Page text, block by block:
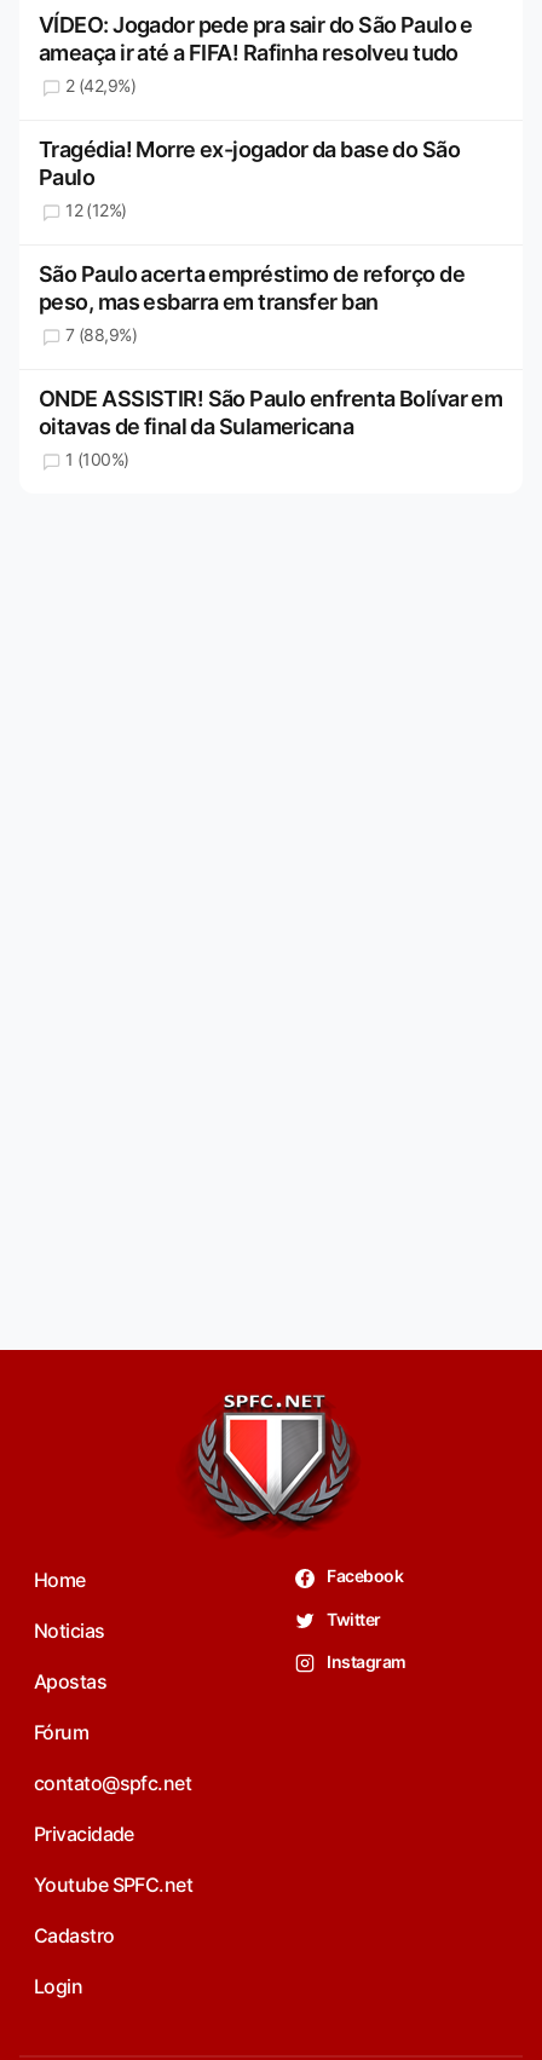
VÍDEO: Jogador pede pra sair do São Paulo e
ameaça ir até a FIFA! Rafinha resolveu tudo
2 (42,9%)
Tragédia! Morre ex-jogador da base do São
Paulo
12 (12%)
São Paulo acerta empréstimo de reforço de
peso, mas esbarra em transfer ban
7 (88,9%)
ONDE ASSISTIR! São Paulo enfrenta Bolívar em
oitavas de final da Sulamericana
1 (100%)
Home
Noticias
Apostas
Fórum
contato@spfc.net
Privacidade
Youtube SPFC.net
Cadastro
Login
Facebook
Twitter
Instagram